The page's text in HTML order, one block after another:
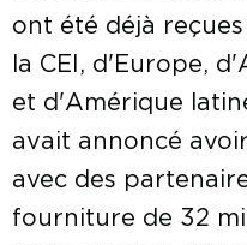
ont été déjà
la CEI, d'Europe,
et d'Amérique
avait annoncé
avec des
fourniture de 32